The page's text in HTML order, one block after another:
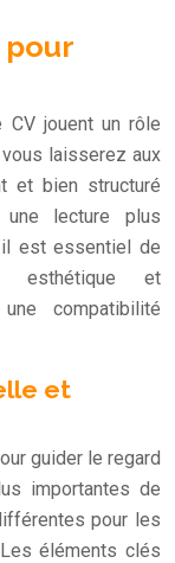
pour
jouent un rôle
laisserez aux
et bien structuré
lecture plus
il est essentiel de
esthétique et
compatibilité
et
guider le regard
importantes de
pour les
éléments clés